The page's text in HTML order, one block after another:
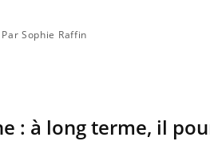
Par Sophie Raffin
: à long terme, il